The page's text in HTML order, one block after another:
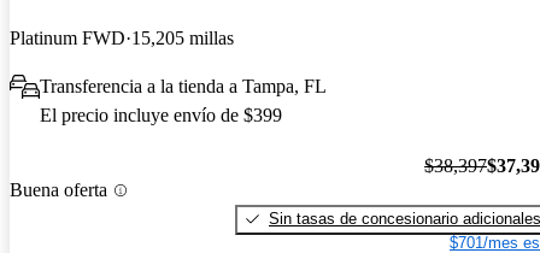
Platinum FWD 15,205 millas
Transferencia a la tienda a Tampa, FL
El precio incluye envío de $399
Buena oferta
$38,397
Sin tasas de concesionario adicionales
$701/mes